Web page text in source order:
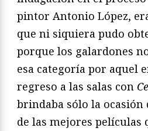
pintor Antonio López,
que ni siquiera pudo
porque los galardones
esa categoría por aquel
regreso a las salas con
brindaba sólo la ocasión
de las mejores películas